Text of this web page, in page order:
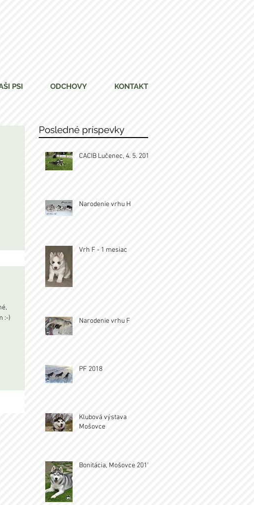
PSI ODCHOVY KONTAKT
:-)
Posledné príspevky
CACIB Lučenec, 4. 5. 2019
Narodenie vrhu H
Vrh F - 1 mesiac
Narodenie vrhu F
PF 2018
Klubová výstava
Mošovce
Bonitácia, Mošovce 2017